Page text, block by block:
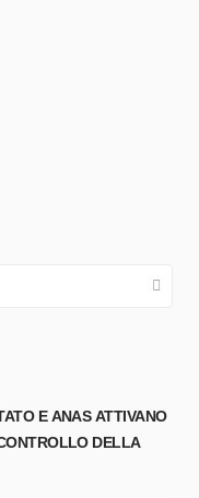
E ANAS ATTIVANO
DELLA